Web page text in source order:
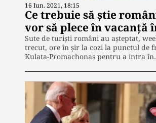
16 Iun. 2021, 18:15
Ce trebuie să știe
vor să plece în vacanță
Sute de turiști români au așteptat,
trecut, ore în șir la cozi la punctul de
Kulata-Promachonas pentru a intra